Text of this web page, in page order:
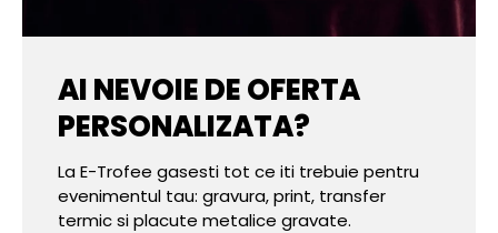
AI NEVOIE DE OFERTA
PERSONALIZATA?
La E-Trofee gasesti tot ce iti trebuie pentru
evenimentul tau: gravura, print, transfer
termic si placute metalice gravate.